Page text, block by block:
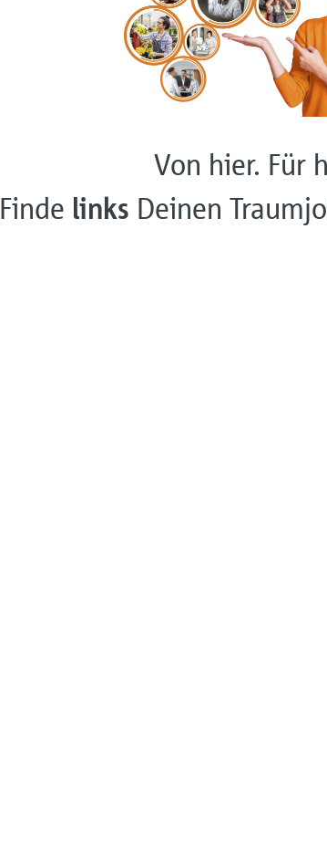
Von hier. Für
Finde links Deinen